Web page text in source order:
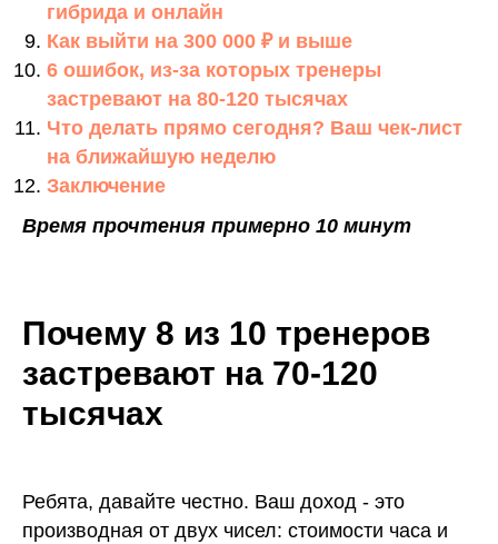
гибрида и онлайн
Как выйти на 300 000 ₽ и выше
6 ошибок, из-за которых тренеры
застревают на 80-120 тысячах
Что делать прямо сегодня? Ваш чек-лист
на ближайшую неделю
Заключение
Время прочтения примерно 10 минут
Почему 8 из 10 тренеров
застревают на 70-120
тысячах
Ребята, давайте честно. Ваш доход - это
производная от двух чисел: стоимости часа и